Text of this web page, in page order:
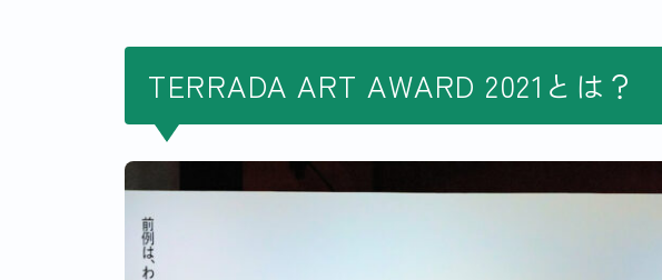
TERRADA ART AWARD 2021とは？